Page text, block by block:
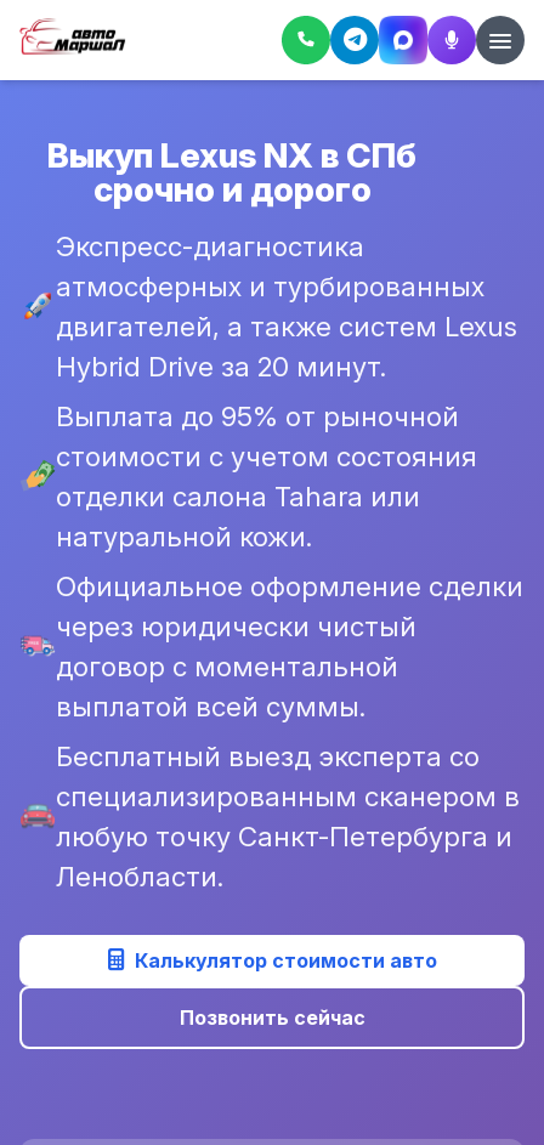
Выкуп Lexus NX в СПб
срочно и дорого
Экспресс-диагностика
атмосферных и турбированных
двигателей, а также систем Lexus
Hybrid Drive за 20 минут.
Выплата до 95% от рыночной
стоимости с учетом состояния
отделки салона Tahara или
натуральной кожи.
Официальное оформление сделки
через юридически чистый
договор с моментальной
выплатой всей суммы.
Бесплатный выезд эксперта со
специализированным сканером в
любую точку Санкт-Петербурга и
Ленобласти.
Калькулятор стоимости авто
Позвонить сейчас